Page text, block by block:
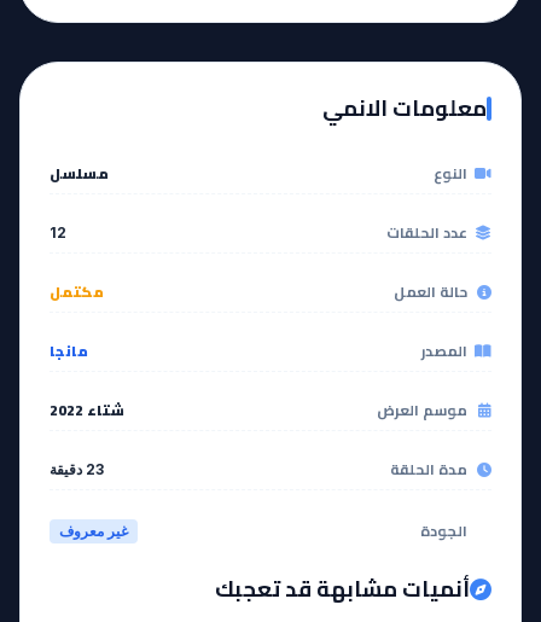
مشاهدة
آخر حلقة 🔥
12
EP
معلومات الانمي
النوع مسلسل
عدد الحلقات 12
حالة العمل مكتمل
المصدر مانجا
موسم العرض شتاء 2022
مدة الحلقة 23 دقيقة
الجودة غير معروف
أنميات مشابهة قد تعجبك